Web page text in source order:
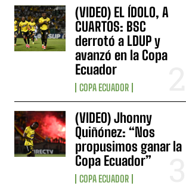
(VIDEO) EL ÍDOLO, A
CUARTOS: BSC
derrotó a LDUP y
avanzó en la Copa
Ecuador
COPA ECUADOR
(VIDEO) Jhonny
Quiñónez: “Nos
propusimos ganar la
Copa Ecuador”
COPA ECUADOR